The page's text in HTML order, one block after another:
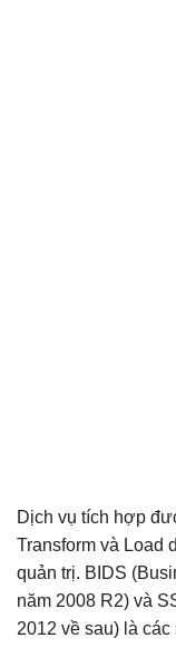
Dịch vụ tích hợp
Transform và Load
quản trị. BIDS
năm 2008 R2) và
2012 về sau) là